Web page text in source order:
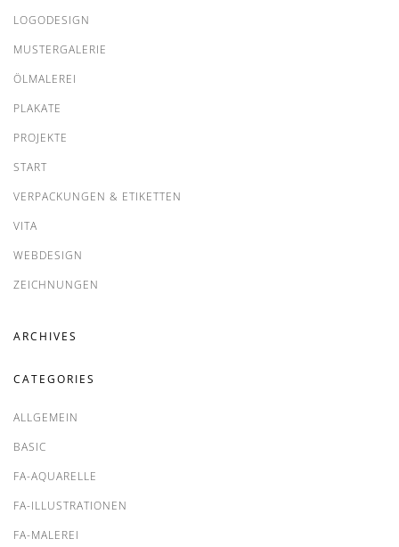
LOGODESIGN
MUSTERGALERIE
ÖLMALEREI
PLAKATE
PROJEKTE
START
VERPACKUNGEN & ETIKETTEN
VITA
WEBDESIGN
ZEICHNUNGEN
ARCHIVES
CATEGORIES
ALLGEMEIN
BASIC
FA-AQUARELLE
FA-ILLUSTRATIONEN
FA-MALEREI